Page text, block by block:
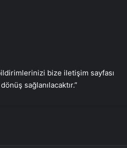
bize iletişim sayfası
sağlanılacaktır.”
EBRD’den Türkiye için büyüme